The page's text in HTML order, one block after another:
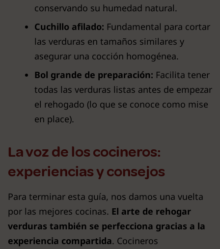
conservando su humedad natural.
Cuchillo afilado: Fundamental para cortar
las verduras en tamaños similares y
asegurar una cocción homogénea.
Bol grande de preparación: Facilita tener
todas las verduras listas antes de empezar
el rehogado (lo que se conoce como mise
en place).
La voz de los cocineros:
experiencias y consejos
Para terminar esta guía, nos damos una vuelta
por las mejores cocinas. El arte de rehogar
verduras también se perfecciona gracias a la
experiencia compartida. Cocineros